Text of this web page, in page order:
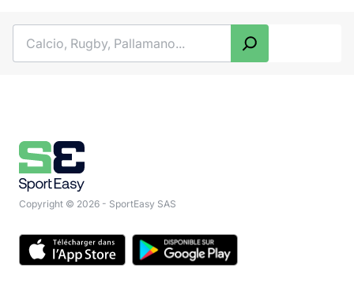
Copyright © 2026 - SportEasy SAS